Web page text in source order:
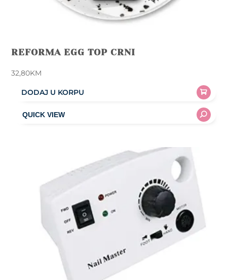
REFORMA EGG TOP CRNI
32,80KM
DODAJ U KORPU